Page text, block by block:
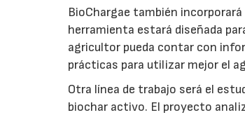
BioChargae también
herramienta estará diseñada
agricultor pueda contar con
prácticas para utilizar mejor el
Otra línea de trabajo será el
biochar activo. El proyecto